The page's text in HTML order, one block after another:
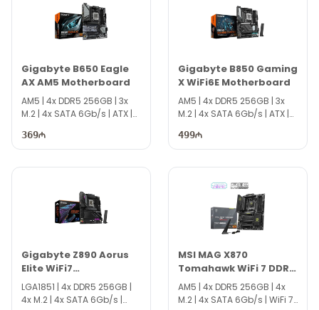
Gigabyte B650 Eagle
AX AM5 Motherboard
AM5 | 4x DDR5 256GB | 3x
M.2 | 4x SATA 6Gb/s | ATX |
369
Gigabyte B850 Gaming
X WiFi6E Motherboard
AM5 | 4x DDR5 256GB | 3x
M.2 | 4x SATA 6Gb/s | ATX |
499
Gigabyte Z890 Aorus
Elite WiFi7
Motherboard
LGA1851 | 4x DDR5 256GB |
4x M.2 | 4x SATA 6Gb/s |
MSI MAG X870
Tomahawk WiFi 7 DDR5
Motherboard
AM5 | 4x DDR5 256GB | 4x
M.2 | 4x SATA 6Gb/s | WiFi 7 |